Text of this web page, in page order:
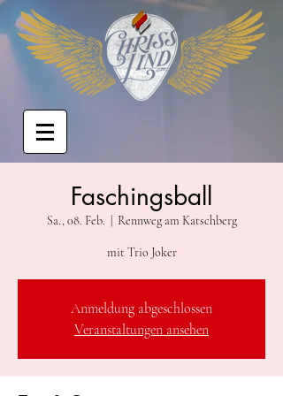
Faschingsball
Sa., 08. Feb. Rennweg am Katschberg
mit Trio Joker
Anmeldung abgeschlossen
Veranstaltungen ansehen